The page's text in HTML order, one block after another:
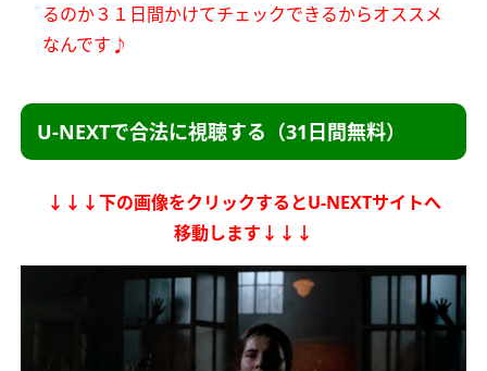
るのか３１日間かけてチェックできるからオススメ
なんです♪
U-NEXTで合法に視聴する（31日間無料）
↓↓↓下の画像をクリックするとU-NEXTサイトへ
移動します↓↓↓